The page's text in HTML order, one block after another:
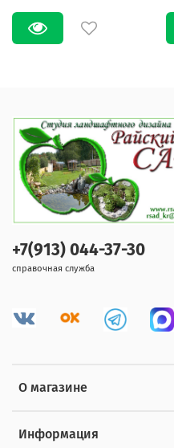
О магазине
Информация
+7(913) 044-37-30
справочная служба